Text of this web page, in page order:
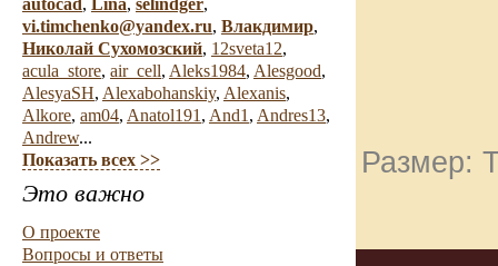
autocad, Lina, selindger,
vi.timchenko@yandex.ru, Влакдимир,
Николай Сухомозский, 12sveta12,
acula_store, air_cell, Aleks1984, Alesgood,
AlesyaSH, Alexabohanskiy, Alexanis,
Alkore, am04, Anatol191 , And1 , Andres13,
Andrew...
Показать всех >>
Это важно
О проекте
Вопросы и ответы
Размер: